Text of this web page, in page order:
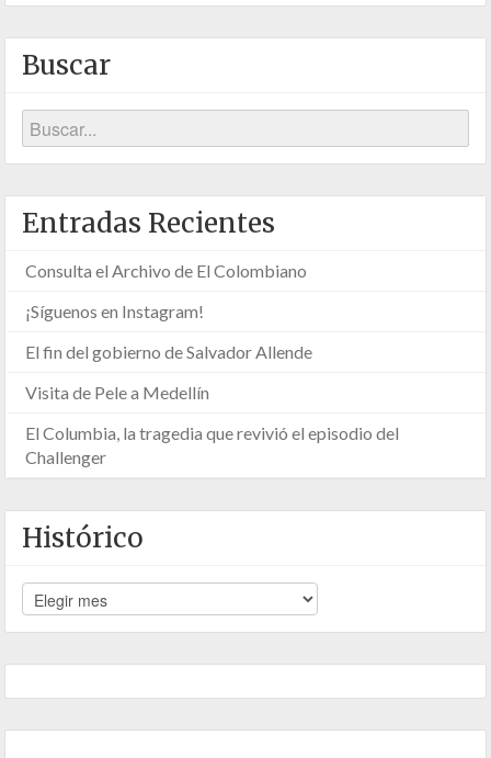
Buscar
Entradas Recientes
Consulta el Archivo de El Colombiano
¡Síguenos en Instagram!
El fin del gobierno de Salvador Allende
Visita de Pele a Medellín
El Columbia, la tragedia que revivió el episodio del
Challenger
Histórico